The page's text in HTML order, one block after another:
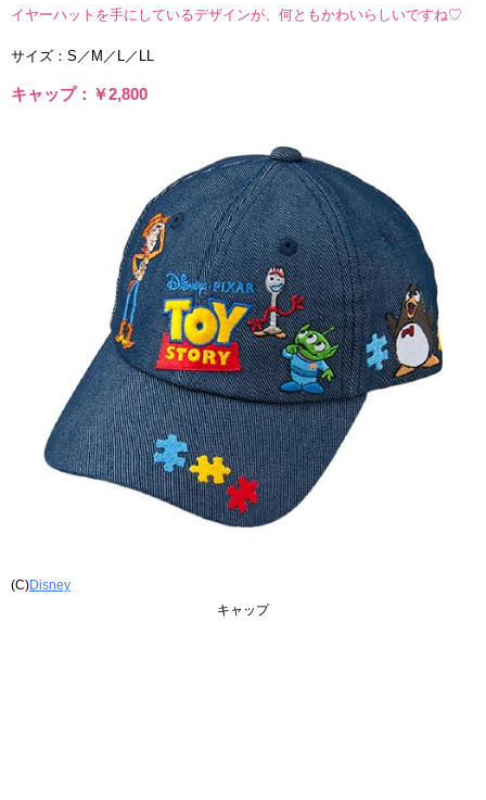
イヤーハットを手にしているデザインが、何ともかわいらしいですね♡
サイズ：S／M／L／LL
キャップ：￥2,800
(C)Disney
キャップ